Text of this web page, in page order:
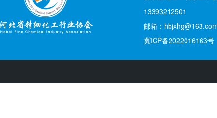
13393212501
邮箱：
冀ICP备2022016163号